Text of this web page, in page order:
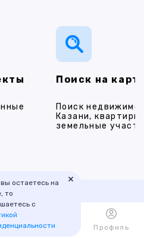
Поиск на
Поиск
Казани,
земельные
остаетесь на
то
с
×
Избранное Профиль